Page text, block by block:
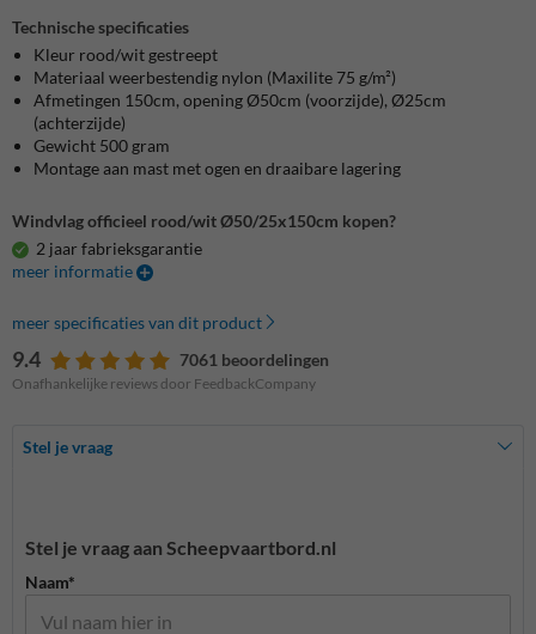
Technische specificaties
Kleur rood/wit gestreept
Materiaal weerbestendig nylon (Maxilite 75 g/m²)
Afmetingen 150cm, opening Ø50cm (voorzijde), Ø25cm
(achterzijde)
Gewicht 500 gram
Montage aan mast met ogen en draaibare lagering
Windvlag officieel rood/wit Ø50/25x150cm kopen?
2 jaar fabrieksgarantie
meer informatie
meer specificaties van dit product
9.4 7061 beoordelingen
Onafhankelijke reviews door FeedbackCompany
Stel je vraag
Stel je vraag aan Scheepvaartbord.nl
Naam*